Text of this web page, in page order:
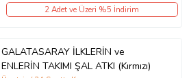
2 Adet ve Üzeri %5 İndirim
GALATASARAY İLKLERİN ve
ENLERİN TAKIMI ŞAL ATKI (Kırmızı)